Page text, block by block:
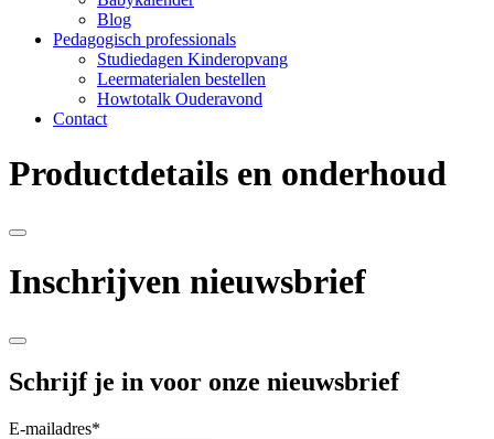
Blog
Pedagogisch professionals
Studiedagen Kinderopvang
Leermaterialen bestellen
Howtotalk Ouderavond
Contact
Productdetails en onderhoud
Inschrijven nieuwsbrief
Schrijf je in voor onze nieuwsbrief
E-mailadres*